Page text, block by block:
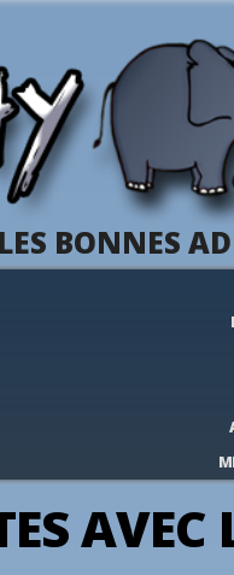
LES BONNES